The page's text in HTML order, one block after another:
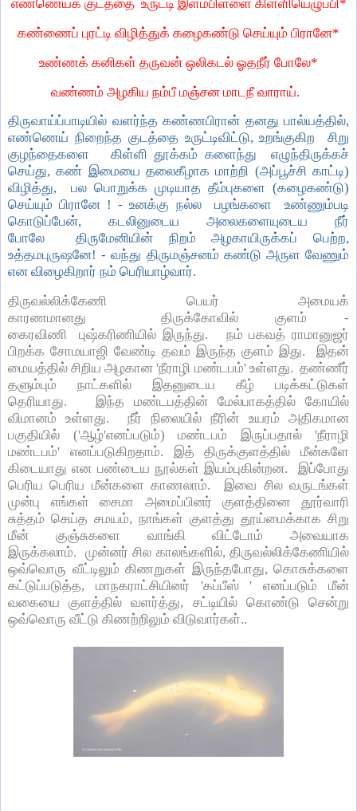
எண்ணெய்க் குடத்தை உருட்டி இளம்பிள்ளை கிள்ளியெழுப்பி*
கண்ணைப் புரட்டி விழித்துக் கழைகண்டு செய்யும் பிரானே*
உண்ணக் கனிகள் தருவன் ஒலிகடல் ஓதநீர் போலே*
வண்ணம் அழகிய நம்பீ மஞ்சன மாடநீ வாராய்.
திருவாய்ப்பாடியில் வளர்ந்த கண்ணபிரான் தனது பால்யத்தில்,
எண்ணெய் நிறைந்த குடத்தை உருட்டிவிட்டு, உறங்குகிற சிறு
குழந்தைகளை கிள்ளி தூக்கம் களைந்து எழுந்திருக்கச்
செய்து, கண் இமையை தலைகீழாக மாற்றி (அப்பூச்சி காட்டி)
விழித்து, பல பொறுக்க முடியாத தீம்புகளை (கழைகண்டு)
செய்யும் பிரானே ! - உனக்கு நல்ல பழங்களை உண்ணும்படி
கொடுப்பேன், கடலினுடைய அலைகளையுடைய நீர்
போலே திருமேனியின் நிறம் அழகாயிருக்கப் பெற்ற,
உத்தமபுருஷனே! - வந்து திருமஞ்சனம் கண்டு அருள வேணும்
என விழைகிறார் நம் பெரியாழ்வார்.
திருவல்லிக்கேணி பெயர் அமையக்
காரணமானது திருக்கோவில் குளம் -
கைரவிணி புஷ்கரிணியில் இருந்து. நம் பகவத் ராமானுஜர்
பிறக்க சோமயாஜி வேண்டி தவம் இருந்த குளம் இது. இதன்
மையத்தில் சிறிய அழகான 'நீராழி மண்டபம்' உள்ளது. தண்ணீர்
தளும்பும் நாட்களில் இதனுடைய கீழ் படிக்கட்டுகள்
தெரியாது. இந்த மண்டபத்தின் மேல்பாகத்தில் கோயில்
விமானம் உள்ளது. நீர் நிலையில் நீரின் உயரம் அதிகமான
பகுதியில் ('ஆழ்'எனப்படும்) மண்டபம் இருப்பதால் 'நீராழி
மண்டபம்' எனப்படுகிறதாம். இத் திருக்குளத்தில் மீன்களே
கிடையாது என பண்டைய நூல்கள் இயம்புகின்றன. இப்போது
பெரிய பெரிய மீன்களை காணலாம். இவை சில வருடங்கள்
முன்பு எங்கள் சைமா அமைப்பினர் குளத்தினை தூர்வாரி
சுத்தம் செய்த சமயம், நாங்கள் குளத்து தூய்மைக்காக சிறு
மீன் குஞ்சுகளை வாங்கி விட்டோம் அவையாக
இருக்கலாம். முன்னர் சில காலங்களில், திருவல்லிக்கேணியில்
ஒவ்வொரு வீட்டிலும் கிணறுகள் இருந்தபோது, கொசுக்களை
கட்டுப்படுத்த, மாநகராட்சியினர் 'கப்பீஸ் ' எனப்படும் மீன்
வகையை குளத்தில் வளர்த்து, சட்டியில் கொண்டு சென்று
ஒவ்வொரு வீட்டு கிணற்றிலும் விடுவார்கள்..